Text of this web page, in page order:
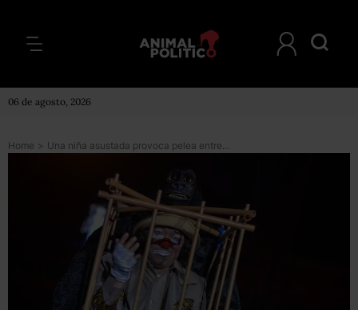
06 de agosto, 2026
Home > Una niña asustada provoca pelea entre políticos y payasos en un circo